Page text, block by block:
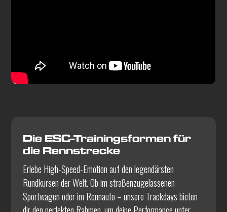
Die ESC-Trainingsformen für
die Rennstrecke
Erlebe High-Speed-Emotion auf den legendärsten
Rundkursen der Welt. Ob im straßenzugelassenen
Sportwagen oder im Rennauto – unsere Trackdays bieten